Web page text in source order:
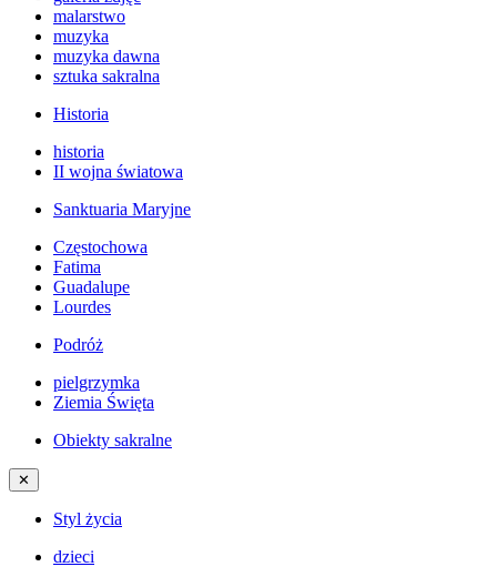
malarstwo
muzyka
muzyka dawna
sztuka sakralna
Historia
historia
II wojna światowa
Sanktuaria Maryjne
Częstochowa
Fatima
Guadalupe
Lourdes
Podróż
pielgrzymka
Ziemia Święta
Obiekty sakralne
✕
Styl życia
dzieci